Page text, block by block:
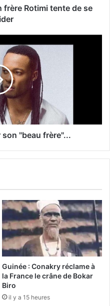
frère Rotimi tente de se
son "beau frère"...
Guinée : Conakry réclame à
la France le crâne de Bokar
Biro
il y a 15 heures